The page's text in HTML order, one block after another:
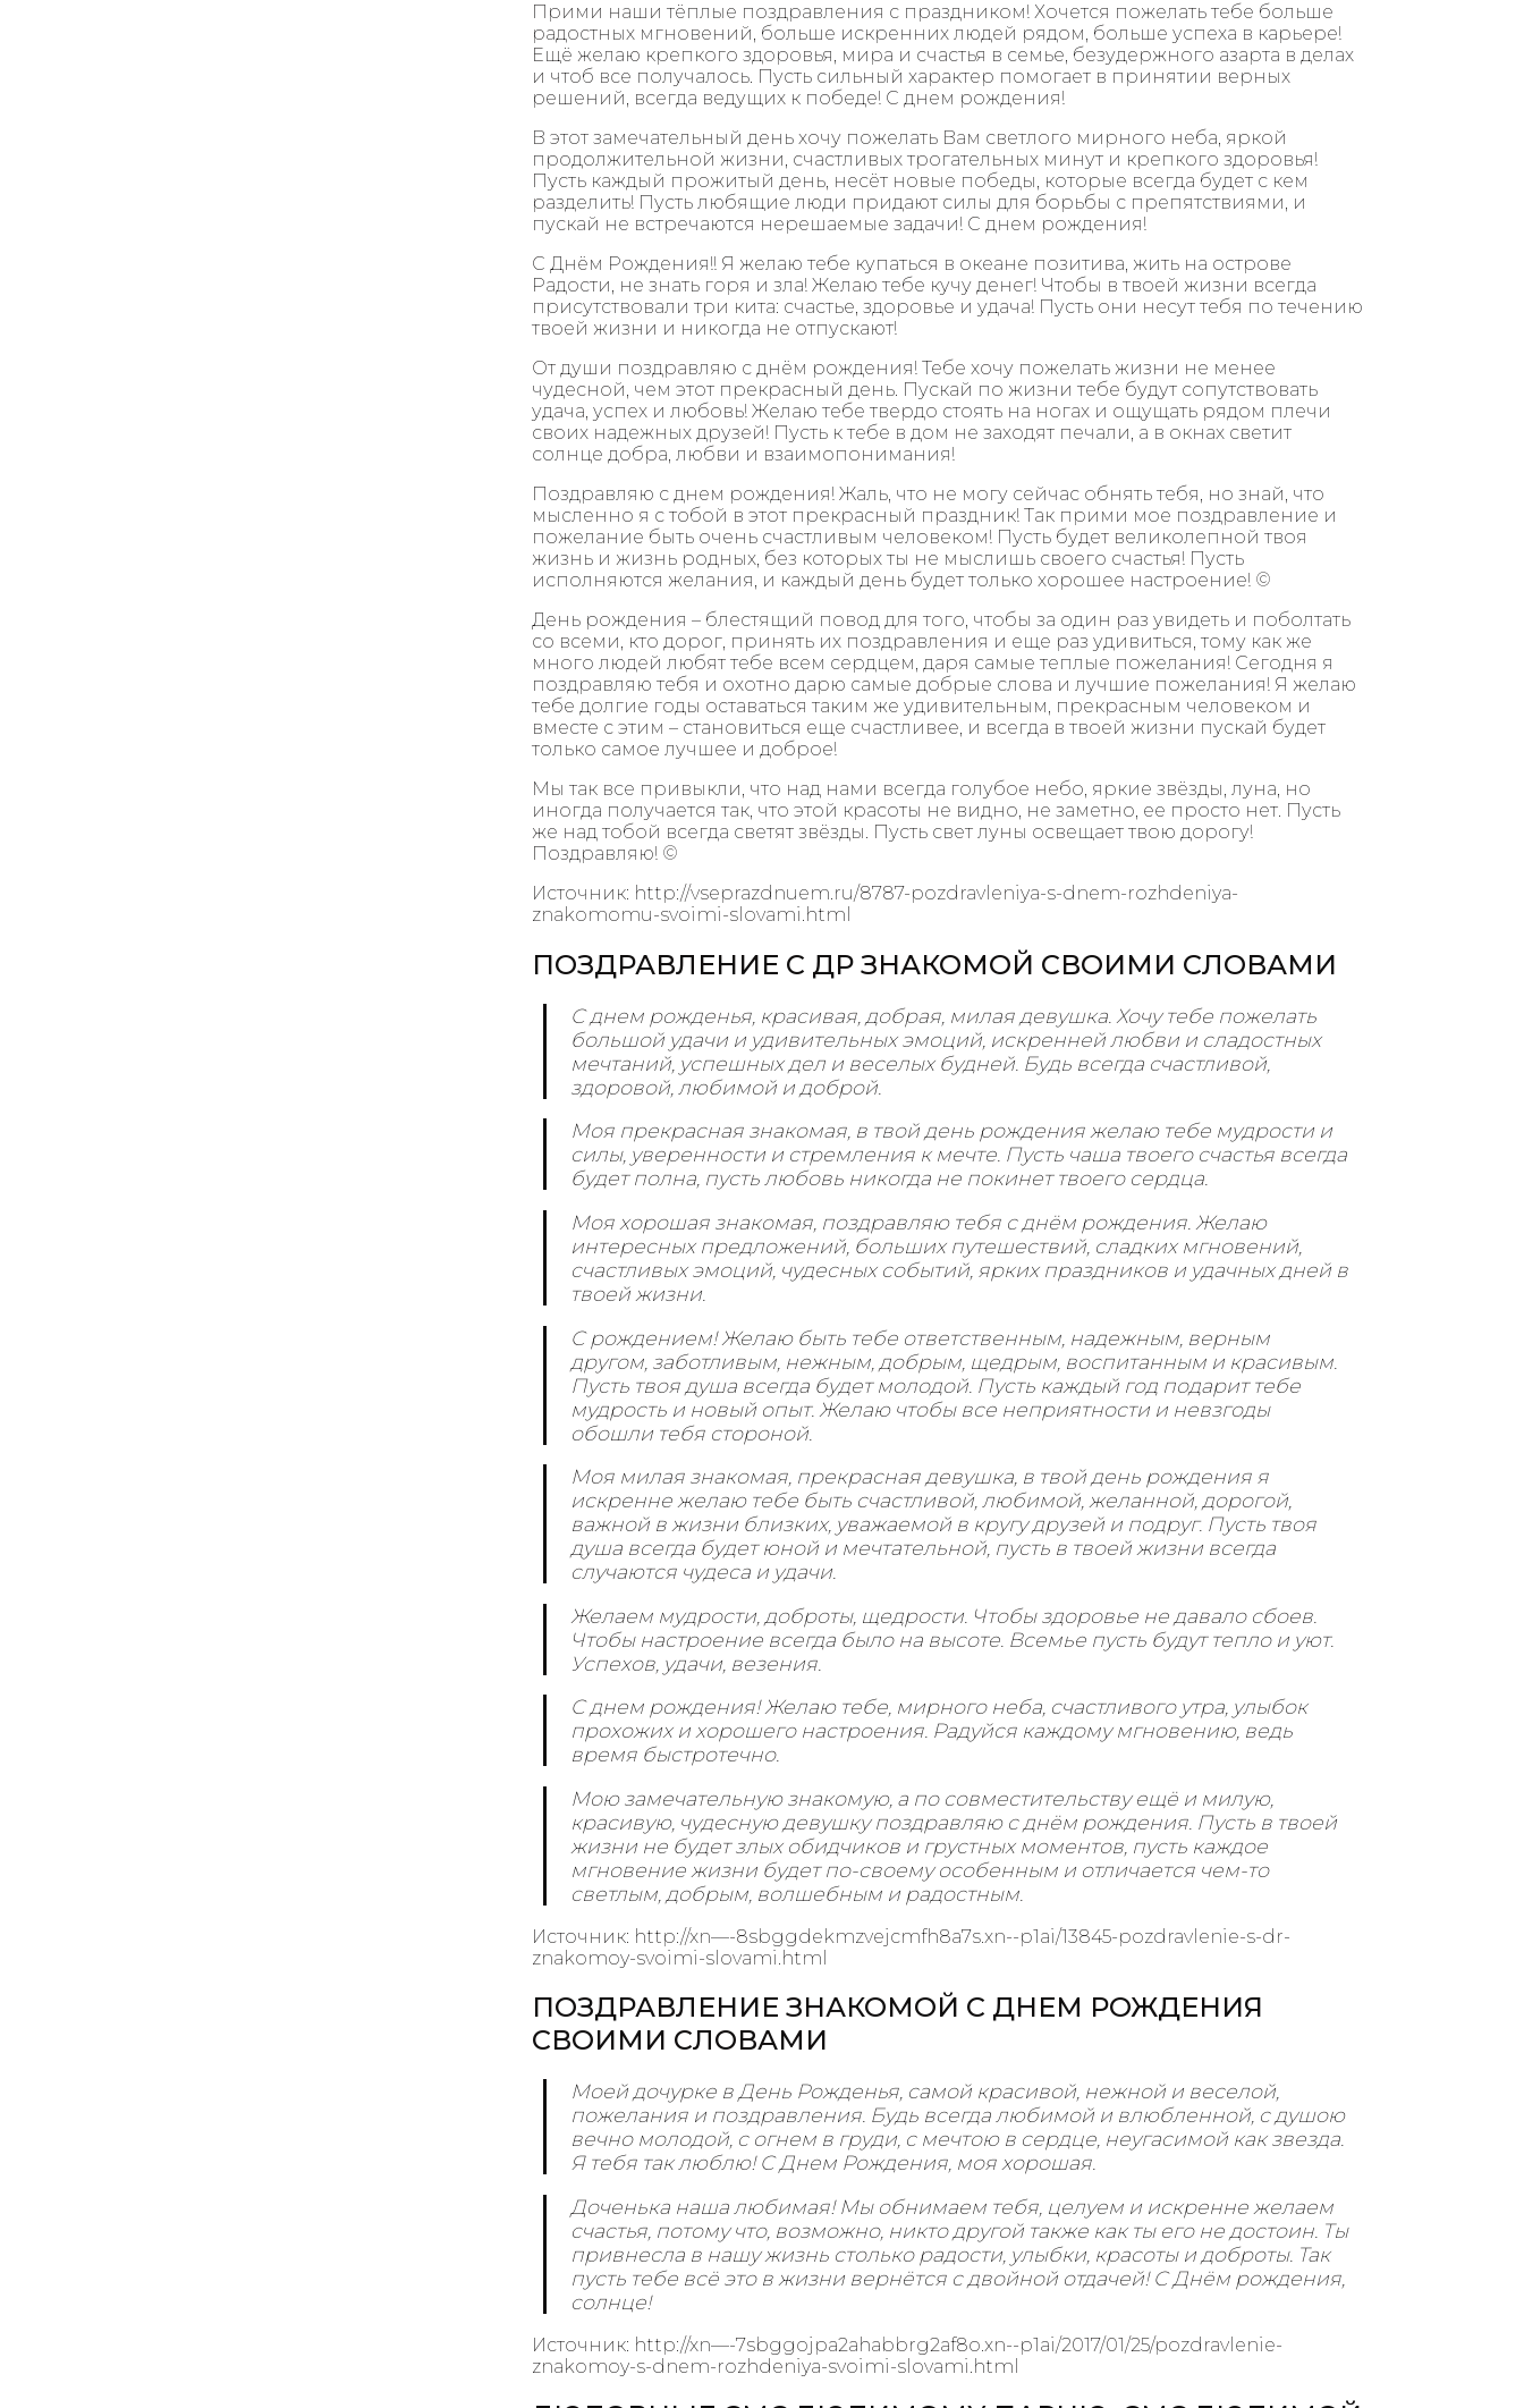
Прими наши тёплые поздравления с праздником! Хочется пожелать тебе больше
радостных мгновений, больше искренних людей рядом, больше успеха в карьере!
Ещё желаю крепкого здоровья, мира и счастья в семье, безудержного азарта в делах
и чтоб все получалось. Пусть сильный характер помогает в принятии верных
решений, всегда ведущих к победе! С днем рождения!
В этот замечательный день хочу пожелать Вам светлого мирного неба, яркой
продолжительной жизни, счастливых трогательных минут и крепкого здоровья!
Пусть каждый прожитый день, несёт новые победы, которые всегда будет с кем
разделить! Пусть любящие люди придают силы для борьбы с препятствиями, и
пускай не встречаются нерешаемые задачи! С днем рождения!
С Днём Рождения!! Я желаю тебе купаться в океане позитива, жить на острове
Радости, не знать горя и зла! Желаю тебе кучу денег! Чтобы в твоей жизни всегда
присутствовали три кита: счастье, здоровье и удача! Пусть они несут тебя по течению
твоей жизни и никогда не отпускают!
От души поздравляю с днём рождения! Тебе хочу пожелать жизни не менее
чудесной, чем этот прекрасный день. Пускай по жизни тебе будут сопутствовать
удача, успех и любовь! Желаю тебе твердо стоять на ногах и ощущать рядом плечи
своих надежных друзей! Пусть к тебе в дом не заходят печали, а в окнах светит
солнце добра, любви и взаимопонимания!
Поздравляю с днем рождения! Жаль, что не могу сейчас обнять тебя, но знай, что
мысленно я с тобой в этот прекрасный праздник! Так прими мое поздравление и
пожелание быть очень счастливым человеком! Пусть будет великолепной твоя
жизнь и жизнь родных, без которых ты не мыслишь своего счастья! Пусть
исполняются желания, и каждый день будет только хорошее настроение! ©
День рождения – блестящий повод для того, чтобы за один раз увидеть и поболтать
со всеми, кто дорог, принять их поздравления и еще раз удивиться, тому как же
много людей любят тебе всем сердцем, даря самые теплые пожелания! Сегодня я
поздравляю тебя и охотно дарю самые добрые слова и лучшие пожелания! Я желаю
тебе долгие годы оставаться таким же удивительным, прекрасным человеком и
вместе с этим – становиться еще счастливее, и всегда в твоей жизни пускай будет
только самое лучшее и доброе!
Мы так все привыкли, что над нами всегда голубое небо, яркие звёзды, луна, но
иногда получается так, что этой красоты не видно, не заметно, ее просто нет. Пусть
же над тобой всегда светят звёзды. Пусть свет луны освещает твою дорогу!
Поздравляю! ©
Источник: http://vseprazdnuem.ru/8787-pozdravleniya-s-dnem-rozhdeniya-
znakomomu-svoimi-slovami.html
ПОЗДРАВЛЕНИЕ С ДР ЗНАКОМОЙ СВОИМИ СЛОВАМИ
С днем рожденья, красивая, добрая, милая девушка. Хочу тебе пожелать
большой удачи и удивительных эмоций, искренней любви и сладостных
мечтаний, успешных дел и веселых будней. Будь всегда счастливой,
здоровой, любимой и доброй.
Моя прекрасная знакомая, в твой день рождения желаю тебе мудрости и
силы, уверенности и стремления к мечте. Пусть чаша твоего счастья всегда
будет полна, пусть любовь никогда не покинет твоего сердца.
Моя хорошая знакомая, поздравляю тебя с днём рождения. Желаю
интересных предложений, больших путешествий, сладких мгновений,
счастливых эмоций, чудесных событий, ярких праздников и удачных дней в
твоей жизни.
С рождением! Желаю быть тебе ответственным, надежным, верным
другом, заботливым, нежным, добрым, щедрым, воспитанным и красивым.
Пусть твоя душа всегда будет молодой. Пусть каждый год подарит тебе
мудрость и новый опыт. Желаю чтобы все неприятности и невзгоды
обошли тебя стороной.
Моя милая знакомая, прекрасная девушка, в твой день рождения я
искренне желаю тебе быть счастливой, любимой, желанной, дорогой,
важной в жизни близких, уважаемой в кругу друзей и подруг. Пусть твоя
душа всегда будет юной и мечтательной, пусть в твоей жизни всегда
случаются чудеса и удачи.
Желаем мудрости, доброты, щедрости. Чтобы здоровье не давало сбоев.
Чтобы настроение всегда было на высоте. Всемье пусть будут тепло и уют.
Успехов, удачи, везения.
С днем рождения! Желаю тебе, мирного неба, счастливого утра, улыбок
прохожих и хорошего настроения. Радуйся каждому мгновению, ведь
время быстротечно.
Мою замечательную знакомую, а по совместительству ещё и милую,
красивую, чудесную девушку поздравляю с днём рождения. Пусть в твоей
жизни не будет злых обидчиков и грустных моментов, пусть каждое
мгновение жизни будет по-своему особенным и отличается чем-то
светлым, добрым, волшебным и радостным.
Источник: http://xn—-8sbggdekmzvejcmfh8a7s.xn--p1ai/13845-pozdravlenie-s-dr-
znakomoy-svoimi-slovami.html
ПОЗДРАВЛЕНИЕ ЗНАКОМОЙ С ДНЕМ РОЖДЕНИЯ
СВОИМИ СЛОВАМИ
Моей дочурке в День Рожденья, самой красивой, нежной и веселой,
пожелания и поздравления. Будь всегда любимой и влюбленной, с душою
вечно молодой, с огнем в груди, с мечтою в сердце, неугасимой как звезда.
Я тебя так люблю! С Днем Рождения, моя хорошая.
Доченька наша любимая! Мы обнимаем тебя, целуем и искренне желаем
счастья, потому что, возможно, никто другой также как ты его не достоин. Ты
привнесла в нашу жизнь столько радости, улыбки, красоты и доброты. Так
пусть тебе всё это в жизни вернётся с двойной отдачей! С Днём рождения,
солнце!
Источник: http://xn—-7sbggojpa2ahabbrg2af8o.xn--p1ai/2017/01/25/pozdravlenie-
znakomoy-s-dnem-rozhdeniya-svoimi-slovami.html